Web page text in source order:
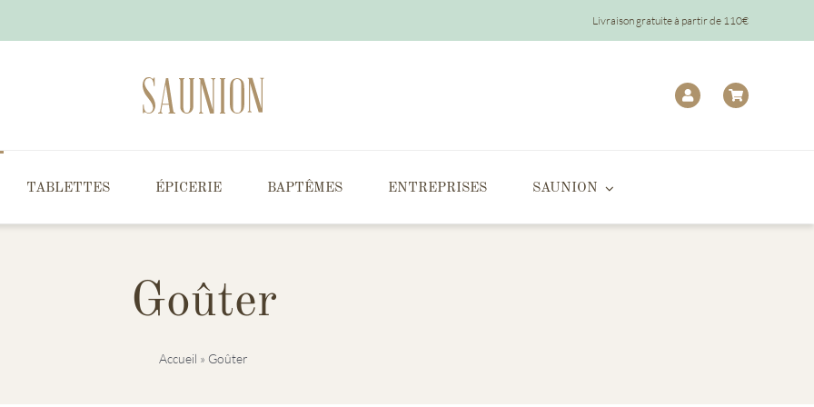
Livraison gratuite à partir de 110€
TABLETTES ÉPICERIE BAPTÊMES ENTREPRISES SAUNION
Goûter
Accueil » Goûter